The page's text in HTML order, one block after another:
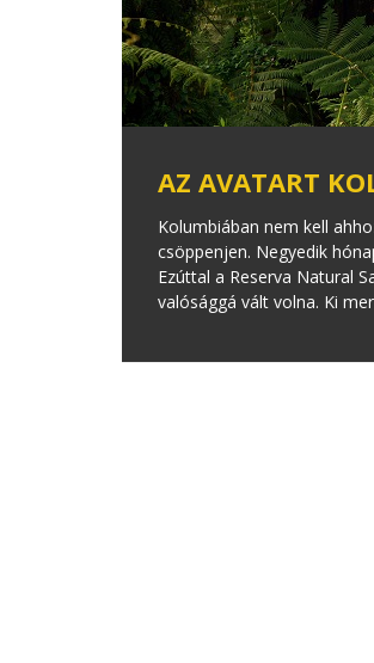
AZ AVATART
Kolumbiában nem kell
csöppenjen. Negyedik
Ezúttal a Reserva Natural
valósággá vált volna. Ki